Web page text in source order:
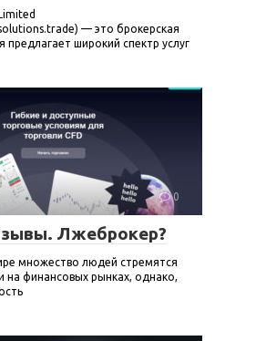
— это брокерская
предлагает широкий спектр услуг
0
Лжеброкер?
множество людей стремятся
на финансовых рынках, однако,